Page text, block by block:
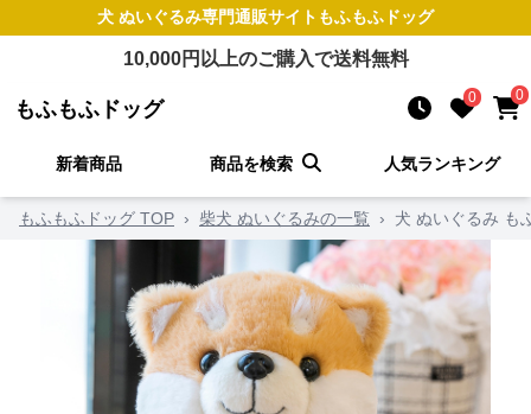
犬 ぬいぐるみ専門通販サイト もふもふドッグ
10,000円以上のご購入で送料無料
もふもふドッグ 0 0
新着商品 商品を検索 人気ランキング
もふもふドッグ TOP › 柴犬 ぬいぐるみの一覧 › 犬 ぬいぐるみ も